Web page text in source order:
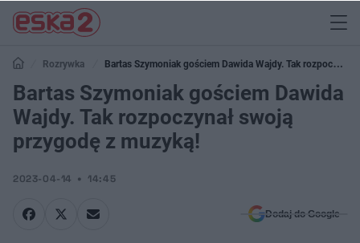
Rozrywka
Bartas Szymoniak gościem Dawida Wajdy. Tak rozpoczynał
swoją przygodę z muzyką!
Bartas Szymoniak gościem Dawida
Wajdy. Tak rozpoczynał swoją
przygodę z muzyką!
2023-04-14 14:45
Dodaj do Google